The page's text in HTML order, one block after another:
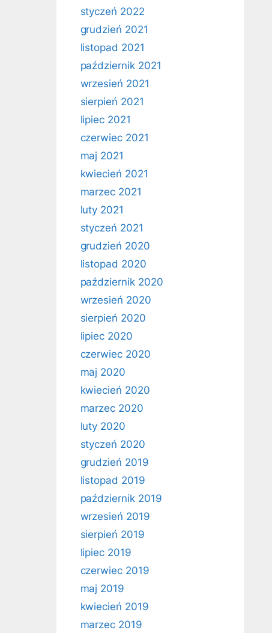
styczeń 2022
grudzień 2021
listopad 2021
październik 2021
wrzesień 2021
sierpień 2021
lipiec 2021
czerwiec 2021
maj 2021
kwiecień 2021
marzec 2021
luty 2021
styczeń 2021
grudzień 2020
listopad 2020
październik 2020
wrzesień 2020
sierpień 2020
lipiec 2020
czerwiec 2020
maj 2020
kwiecień 2020
marzec 2020
luty 2020
styczeń 2020
grudzień 2019
listopad 2019
październik 2019
wrzesień 2019
sierpień 2019
lipiec 2019
czerwiec 2019
maj 2019
kwiecień 2019
marzec 2019